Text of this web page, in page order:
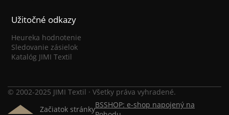
Užitočné odkazy
Heureka hodnotenie
Sledovanie zásielok
Katalóg JIMI Textil
© 2002-2025 JIMI Textil · Všetky práva vyhradené.
Začiatok stránkyBSSHOP: e-shop napojený na